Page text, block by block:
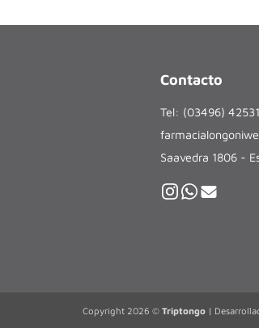
Contacto
Tel: (03496)
Saavedra 1806 -
Copyright 2026 © Triptongo |